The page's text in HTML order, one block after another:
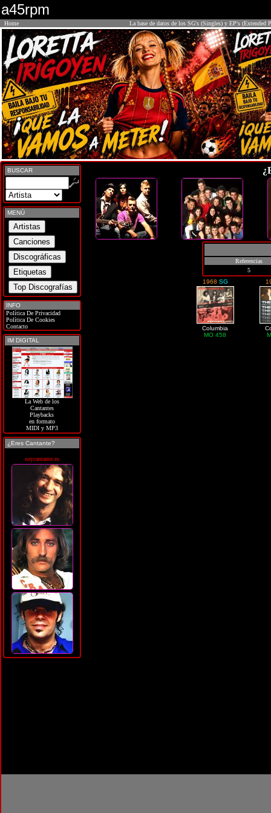
a45rpm
Home La base de datos de los SG's (Singles) y EP's (Extended
BUSCAR
MENÚ
INFO
Política De Privacidad
Política De Cookies
Contacto
IM DIGITAL
La Web de los
Cantantes
Playbacks
en formato
MIDI y MP3
¿Eres Cantante?
soycantante.es
Referencias
5
1968 SG
Columbia
MO 458